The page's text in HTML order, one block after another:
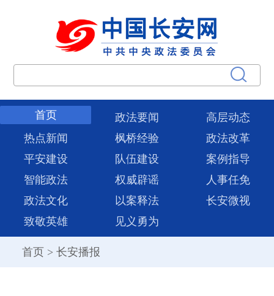
首页 政法要闻
高层动态
热点新闻
枫桥经验
政法改革
平安建设
队伍建设
案例指导
智能政法
权威辟谣
人事任免
政法文化
以案释法
长安微视
致敬英雄
见义勇为
首页 > 长安播报